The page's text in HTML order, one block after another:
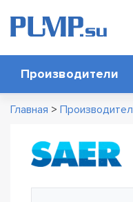
Производители
Главная >